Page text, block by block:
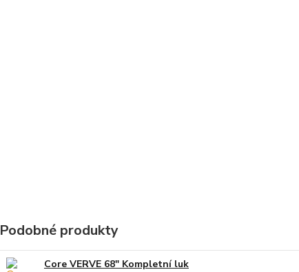
Podobné produkty
Core VERVE 68" Kompletní luk